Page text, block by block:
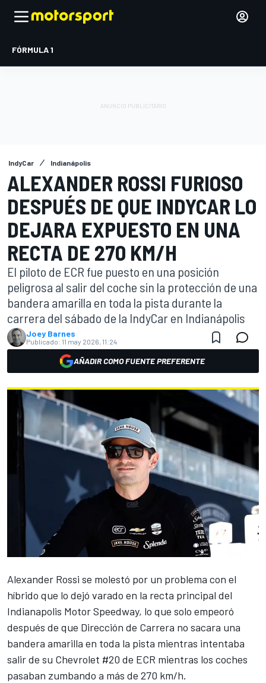
FÓRMULA 1
IndyCar Indianápolis
ALEXANDER ROSSI FURIOSO
DESPUÉS DE QUE INDYCAR LO
DEJARA EXPUESTO EN UNA
RECTA DE 270 KM/H
El piloto de ECR fue puesto en una posición
peligrosa al salir del coche sin la protección de una
bandera amarilla en toda la pista durante la
carrera del sábado de la IndyCar en Indianápolis
Joey Barnes
Publicado: 11 may 2026, 11:24
AÑADIR COMO FUENTE PREFERENTE
Alexander Rossi se molestó por un problema con el
híbrido que lo dejó varado en la recta principal del
Indianapolis Motor Speedway, lo que solo empeoró
después de que Dirección de Carrera no sacara una
bandera amarilla en toda la pista mientras intentaba
salir de su Chevrolet #20 de ECR mientras los coches
pasaban zumbando a más de 270 km/h.